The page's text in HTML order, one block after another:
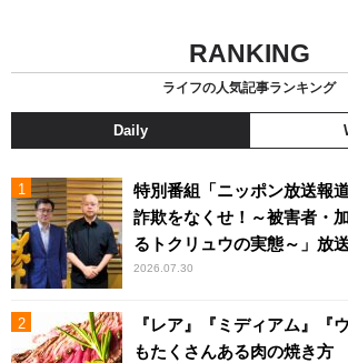
RANKING
ライフの人気記事ランキング
Daily
特別番組「ニッポン放送報
詐欺をなくせ！～被害者・
るトクリュウの実態～」放送
2026.07.30
『レア』『ミディアム』『
もたくさんある肉の焼き方